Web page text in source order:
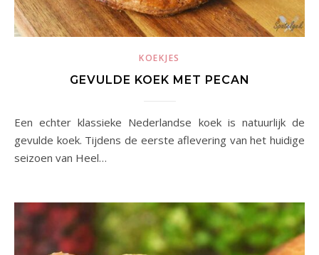
KOEKJES
GEVULDE KOEK MET PECAN
Een echter klassieke Nederlandse koek is natuurlijk de
gevulde koek. Tijdens de eerste aflevering van het huidige
seizoen van Heel…